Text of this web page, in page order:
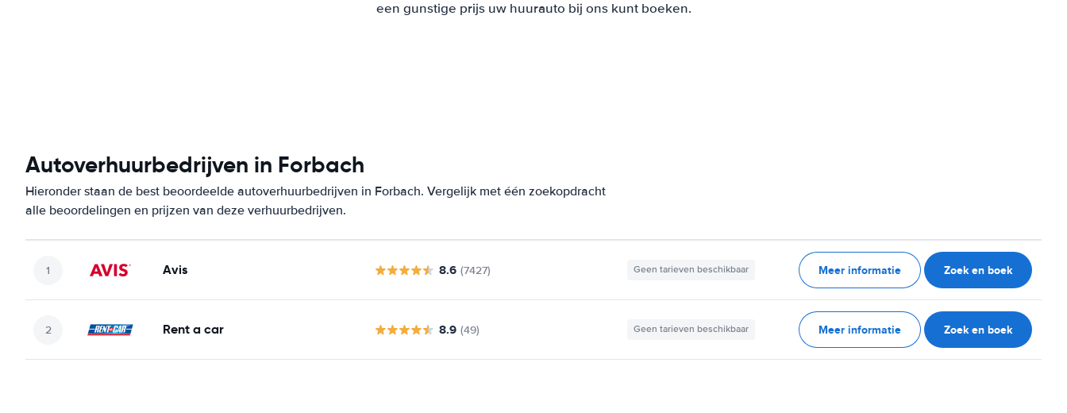
een gunstige prijs uw huurauto bij ons kunt boeken.
Autoverhuurbedrijven in Forbach
Hieronder staan de best beoordeelde autoverhuurbedrijven in Forbach. Vergelijk met één zoekopdracht
alle beoordelingen en prijzen van deze verhuurbedrijven.
Avis 8.6 (7427) Geen tarieven beschikbaar Meer informatie Zoek en boek
Rent a car 8.9 (49) Geen tarieven beschikbaar Meer informatie Zoek en boek